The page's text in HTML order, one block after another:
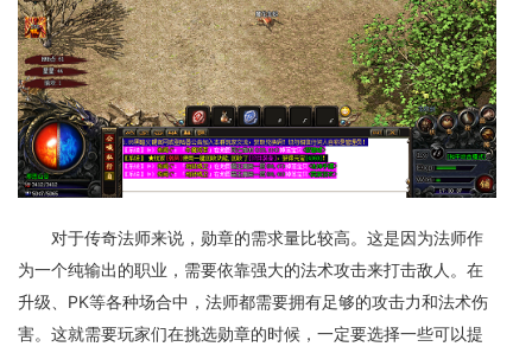
对于传奇法师来说，勋章的需求量比较高。这是因为法师作
为一个纯输出的职业，需要依靠强大的法术攻击来打击敌人。在
升级、PK等各种场合中，法师都需要拥有足够的攻击力和法术伤
害。这就需要玩家们在挑选勋章的时候，一定要选择一些可以提